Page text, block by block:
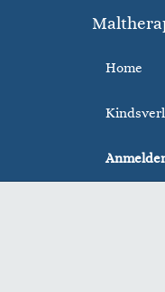
Home